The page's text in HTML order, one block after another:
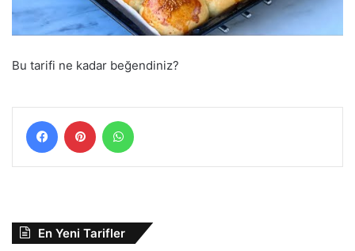
Bu tarifi ne kadar beğendiniz?
FacebookPinterest
En Yeni Tarifler